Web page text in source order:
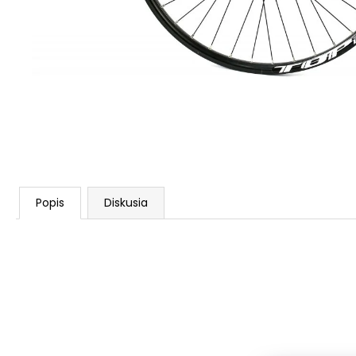
Popis Diskusia
STRED TY501